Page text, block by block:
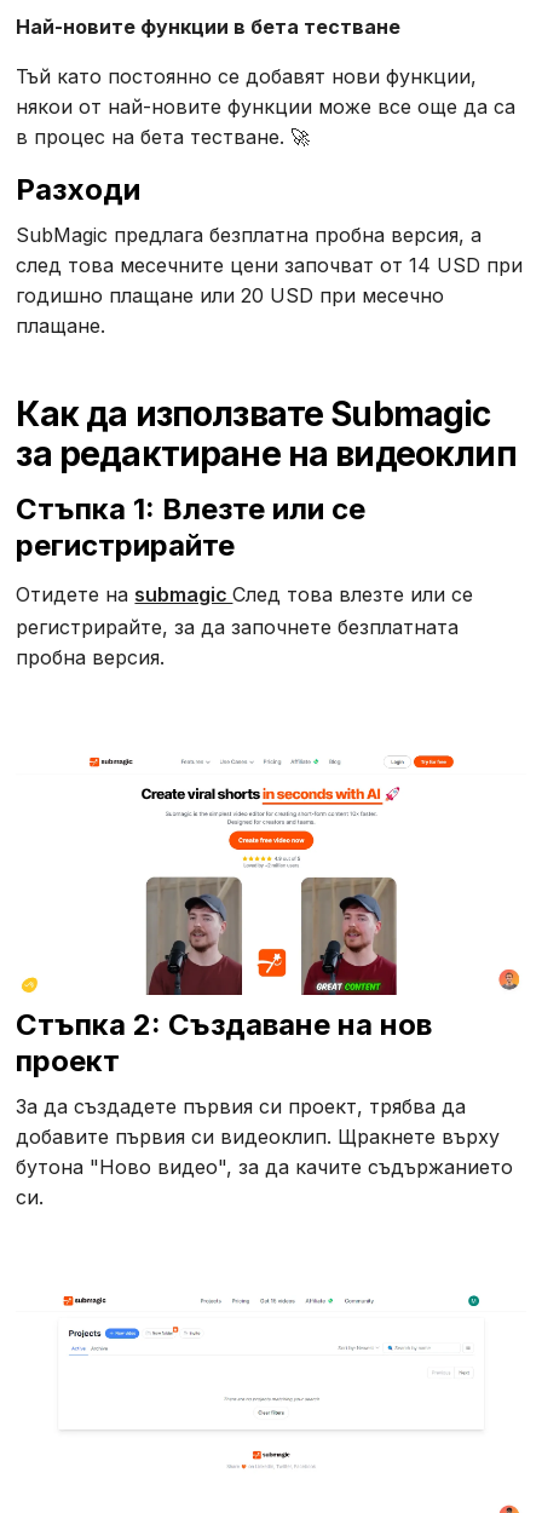
Най-новите функции в бета тестване
Тъй като постоянно се добавят нови функции,
някои от най-новите функции може все още да са
в процес на бета тестване. 🚀
Разходи
SubMagic предлага безплатна пробна версия, а
след това месечните цени започват от 14 USD при
годишно плащане или 20 USD при месечно
плащане.
Как да използвате Submagic
за редактиране на видеоклип
Стъпка 1: Влезте или се
регистрирайте
Отидете на submagicСлед това влезте или се
регистрирайте, за да започнете безплатната
пробна версия.
Стъпка 2: Създаване на нов
проект
За да създадете първия си проект, трябва да
добавите първия си видеоклип. Щракнете върху
бутона "Ново видео", за да качите съдържанието
си.